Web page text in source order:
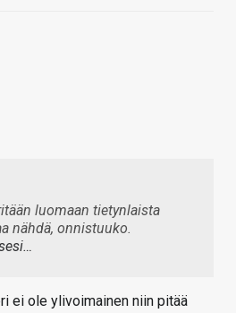
luomaan tietynlaista
nähdä, onnistuuko.
ei ole ylivoimainen niin pitää